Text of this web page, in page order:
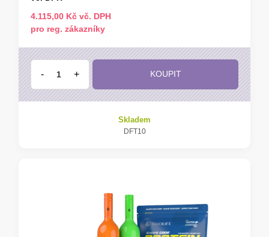
4.115,00 Kč vč. DPH
pro reg. zákazníky
- + KOUPIT
Skladem
DFT10